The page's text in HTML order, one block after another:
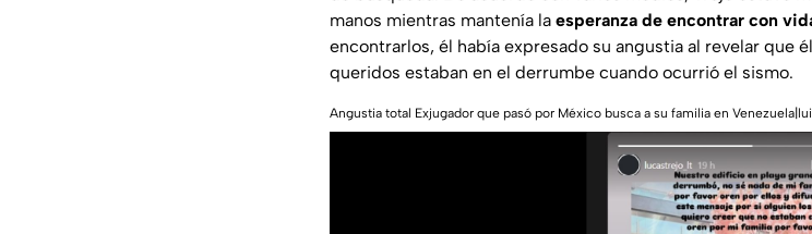
manos mientras mantenía la esperanza de encontrar con
encontrarlos, él había expresado su angustia al revelar que
queridos estaban en el derrumbe cuando ocurrió el sismo.
Angustia total Exjugador que pasó por México busca a su familia en